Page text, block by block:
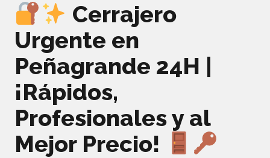
Cerrajero
Urgente en
Peñagrande 24H |
¡Rápidos,
Profesionales y al
Mejor Precio!